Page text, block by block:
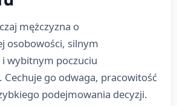
mężczyzna o
osobowości, silnym
wybitnym poczuciu
Cechuje go odwaga, pracowitość
podejmowania decyzji.